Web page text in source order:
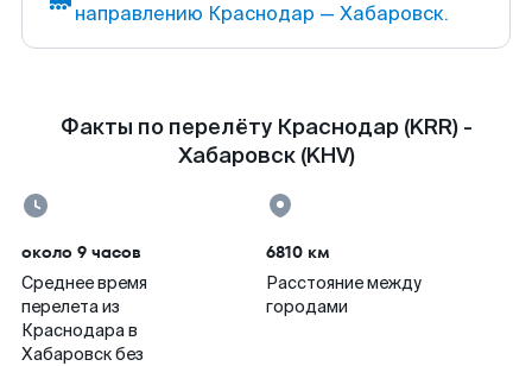
направлению Краснодар — Хабаровск.
Факты по перелёту Краснодар (KRR) -
Хабаровск (KHV)
около 9 часов
Среднее время
перелета из
Краснодара в
Хабаровск без
6810 км
Расстояние между
городами